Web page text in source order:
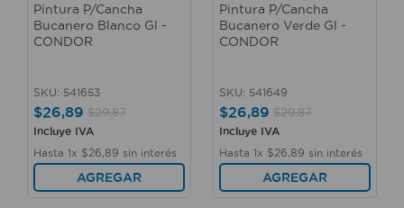
Pintura P/Cancha
Bucanero Blanco Gl -
CONDOR
SKU: 541653
$26,89 $29,87
Incluye IVA
Hasta 1x $26 89 sin interés
AGREGAR
Pintura P/Cancha
Bucanero Verde Gl -
CONDOR
SKU: 541649
$26,89 $29,87
Incluye IVA
Hasta 1x $26 89 sin interés
AGREGAR